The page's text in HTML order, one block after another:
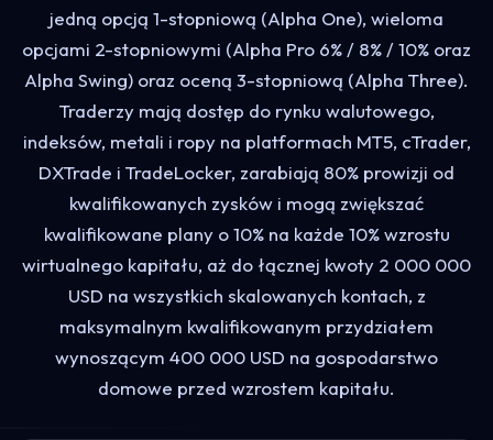
jedną opcją 1-stopniową (Alpha One), wieloma
opcjami 2-stopniowymi (Alpha Pro 6% / 8% / 10% oraz
Alpha Swing) oraz oceną 3-stopniową (Alpha Three).
Traderzy mają dostęp do rynku walutowego,
indeksów, metali i ropy na platformach MT5, cTrader,
DXTrade i TradeLocker, zarabiają 80% prowizji od
kwalifikowanych zysków i mogą zwiększać
kwalifikowane plany o 10% na każde 10% wzrostu
wirtualnego kapitału, aż do łącznej kwoty 2 000 000
USD na wszystkich skalowanych kontach, z
maksymalnym kwalifikowanym przydziałem
wynoszącym 400 000 USD na gospodarstwo
domowe przed wzrostem kapitału.